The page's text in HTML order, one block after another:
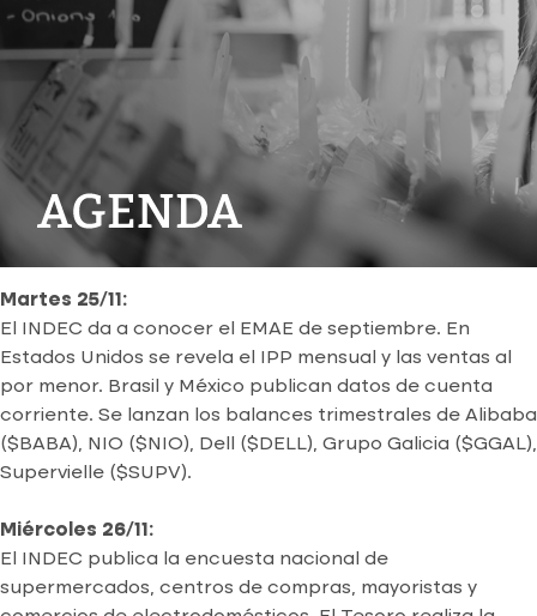
Martes 25/11:
El INDEC da a conocer el EMAE de septiembre. En
Estados Unidos se revela el IPP mensual y las ventas al
por menor. Brasil y México publican datos de cuenta
corriente. Se lanzan los balances trimestrales de Alibaba
($BABA), NIO ($NIO), Dell ($DELL), Grupo Galicia ($GGAL),
Supervielle ($SUPV).
Miércoles 26/11:
El INDEC publica la encuesta nacional de
supermercados, centros de compras, mayoristas y